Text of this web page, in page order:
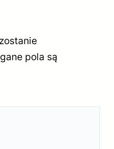
pola są